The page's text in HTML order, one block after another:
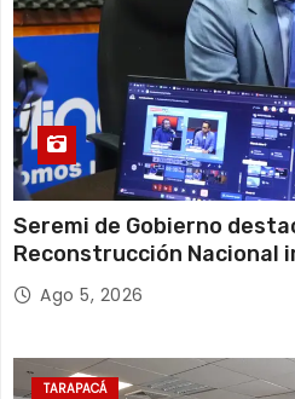
Seremi de Gobierno
Reconstrucción Nacional
y el empleo en Tarapacá
Ago 5, 2026
TARAPACÁ